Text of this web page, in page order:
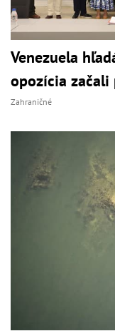
Venezuela
opozícia
Zahraničné